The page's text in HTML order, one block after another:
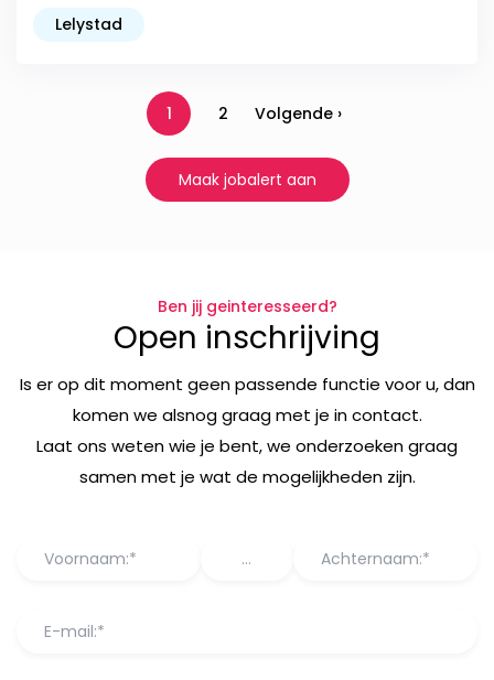
Lelystad
1 2 Volgende ›
Maak jobalert aan
Ben jij geinteresseerd?
Open inschrijving
Is er op dit moment geen passende functie voor u, dan
komen we alsnog graag met je in contact.
Laat ons weten wie je bent, we onderzoeken graag
samen met je wat de mogelijkheden zijn.